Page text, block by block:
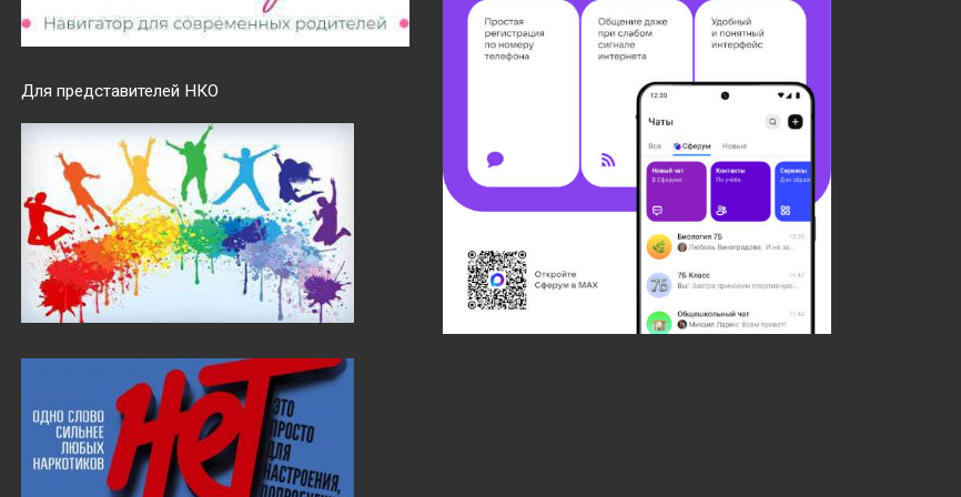
Для представителей НКО